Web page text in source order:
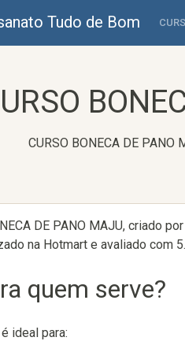
Tudo de Bom
CURSO BONECA DE
DE PANO MAJU, criado
na Hotmart e avaliado com
quem serve?
ideal para: